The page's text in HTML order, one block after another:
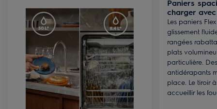
Paniers
charger
Les paniers
glissement
rangées
plats
particulière.
antidérapants
place. Le tiroir
accueillir les